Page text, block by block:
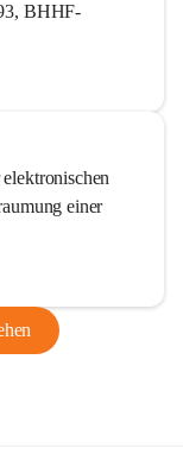
BHHF-
einer